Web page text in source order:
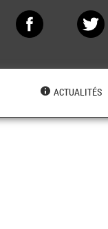
ACTUALITÉS